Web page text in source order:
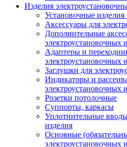
Изделия
Установочные
Аксессуары для
Дополнительные
электроустановочных
Адаптеры и
электроустановочных
Заглушки для
Индикаторы и
электроустановочных
Розетки потолочные
Суппорты, каркасы
Уплотнительные
изделия
Основные
электроустановочных